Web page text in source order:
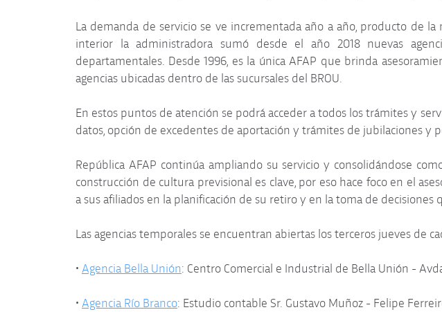
La demanda de servicio se ve incrementada año a año, producto de
interior la administradora sumó desde el año 2018 nuevas
departamentales. Desde 1996, es la única AFAP que brinda
agencias ubicadas dentro de las sucursales del BROU.
En estos puntos de atención se podrá acceder a todos los trámites y
datos, opción de excedentes de aportación y trámites de jubilaciones y
República AFAP continúa ampliando su servicio y consolidándose
construcción de cultura previsional es clave, por eso hace foco en el
a sus afiliados en la planificación de su retiro y en la toma de decisiones
Las agencias temporales se encuentran abiertas los terceros jueves de
• Agencia Bella Unión: Centro Comercial e Industrial de Bella Unión -
• Agencia Río Branco: Estudio contable Sr. Gustavo Muñoz - Felipe